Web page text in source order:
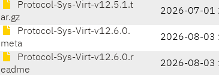
Protocol-Sys-Virt-v12.5.1.t
ar.gz
2026-07-01
Protocol-Sys-Virt-v12.6.0.
meta
2026-08-03
Protocol-Sys-Virt-v12.6.0.r
eadme
2026-08-03